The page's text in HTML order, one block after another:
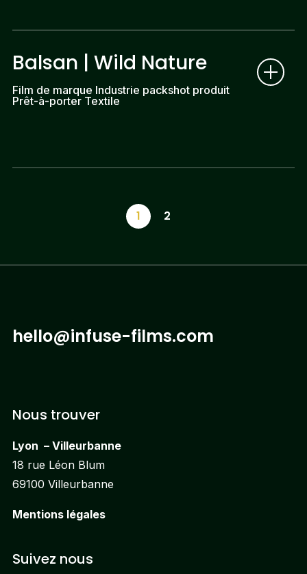
Balsan | Wild Nature
Film de marque Industrie packshot produit
Prêt-à-porter Textile
1 2
hello@infuse-films.com
Nous trouver
Lyon – Villeurbanne
18 rue Léon Blum
69100 Villeurbanne
Mentions légales
Suivez nous